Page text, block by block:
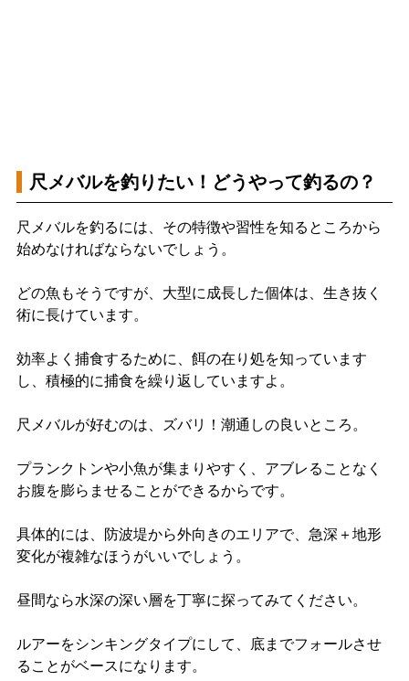
尺メバルを釣りたい！どうやって釣るの？
尺メバルを釣るには、その特徴や習性を知るところから
始めなければならないでしょう。
どの魚もそうですが、大型に成長した個体は、生き抜く
術に長けています。
効率よく捕食するために、餌の在り処を知っています
し、積極的に捕食を繰り返していますよ。
尺メバルが好むのは、ズバリ！潮通しの良いところ。
プランクトンや小魚が集まりやすく、アブレることなく
お腹を膨らませることができるからです。
具体的には、防波堤から外向きのエリアで、急深＋地形
変化が複雑なほうがいいでしょう。
昼間なら水深の深い層を丁寧に探ってみてください。
ルアーをシンキングタイプにして、底までフォールさせ
ることがベースになります。